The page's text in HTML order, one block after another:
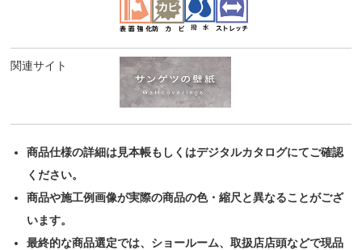
関連サイト
商品仕様の詳細は見本帳もしくはデジタルカタログにてご確認
ください。
商品や施工例画像が実際の商品の色・縮尺と異なることがござ
います。
最終的な商品選定では、ショールーム、取扱店店頭などで現品